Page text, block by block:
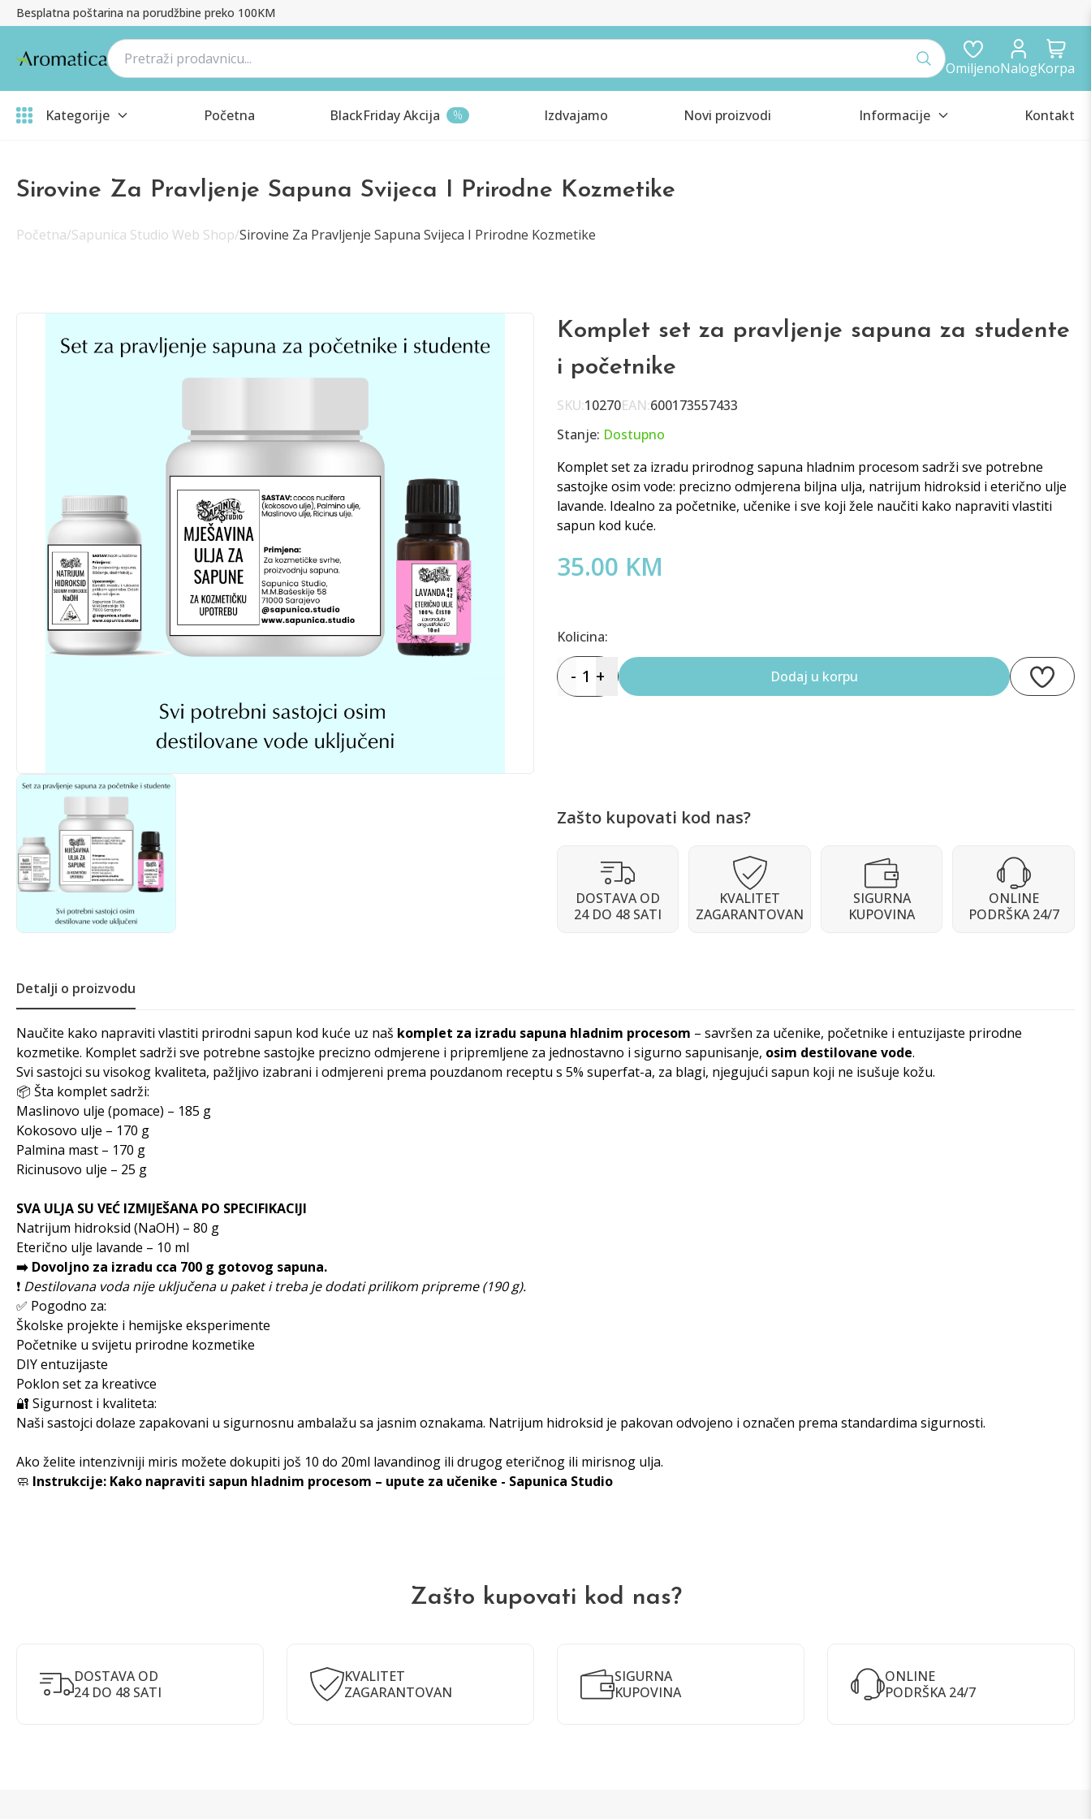
Besplatna poštarina na porudžbine preko 100KM
OmiljenoNalogKorpa
Kategorije Početna BlackFriday Akcija % Izdvajamo Novi proizvodi Informacije Kontakt
Sirovine Za Pravljenje Sapuna Svijeca I Prirodne Kozmetike
Početna/Sapunica Studio Web Shop/Sirovine Za Pravljenje Sapuna Svijeca I Prirodne Kozmetike
Komplet set za pravljenje sapuna za studente
i početnike
SKU:10270EAN:600173557433
Stanje: Dostupno
Komplet set za izradu prirodnog sapuna hladnim procesom sadrži sve potrebne
sastojke osim vode: precizno odmjerena biljna ulja, natrijum hidroksid i eterično ulje
lavande. Idealno za početnike, učenike i sve koji žele naučiti kako napraviti vlastiti
sapun kod kuće.
35.00 KM
Kolicina:
- 1 + Dodaj u korpu
Zašto kupovati kod nas?
DOSTAVA OD
24 DO 48 SATI
KVALITET
ZAGARANTOVAN
SIGURNA
KUPOVINA
ONLINE
PODRŠKA 24/7
Detalji o proizvodu
Naučite kako napraviti vlastiti prirodni sapun kod kuće uz naš komplet za izradu sapuna hladnim procesom – savršen za učenike, početnike i entuzijaste prirodne
kozmetike. Komplet sadrži sve potrebne sastojke precizno odmjerene i pripremljene za jednostavno i sigurno sapunisanje, osim destilovane vode.
Svi sastojci su visokog kvaliteta, pažljivo izabrani i odmjereni prema pouzdanom receptu s 5% superfat-a, za blagi, njegujući sapun koji ne isušuje kožu.
📦 Šta komplet sadrži:
Maslinovo ulje (pomace) – 185 g
Kokosovo ulje – 170 g
Palmina mast – 170 g
Ricinusovo ulje – 25 g
SVA ULJA SU VEĆ IZMIJEŠANA PO SPECIFIKACIJI
Natrijum hidroksid (NaOH) – 80 g
Eterično ulje lavande – 10 ml
➡️ Dovoljno za izradu cca 700 g gotovog sapuna.
❗ Destilovana voda nije uključena u paket i treba je dodati prilikom pripreme (190 g).
✅ Pogodno za:
Školske projekte i hemijske eksperimente
Početnike u svijetu prirodne kozmetike
DIY entuzijaste
Poklon set za kreativce
🔐 Sigurnost i kvaliteta:
Naši sastojci dolaze zapakovani u sigurnosnu ambalažu sa jasnim oznakama. Natrijum hidroksid je pakovan odvojeno i označen prema standardima sigurnosti.
Ako želite intenzivniji miris možete dokupiti još 10 do 20ml lavandinog ili drugog eteričnog ili mirisnog ulja.
🧼 Instrukcije: Kako napraviti sapun hladnim procesom – upute za učenike - Sapunica Studio
Zašto kupovati kod nas?
DOSTAVA OD
24 DO 48 SATI
KVALITET
ZAGARANTOVAN
SIGURNA
KUPOVINA
ONLINE
PODRŠKA 24/7